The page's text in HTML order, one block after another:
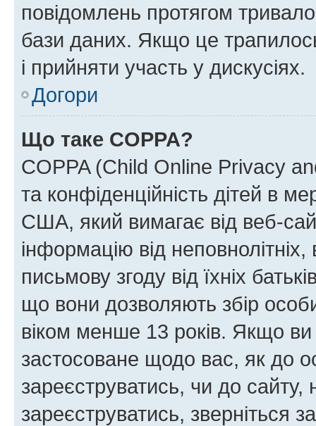
повідомлень протягом
бази даних. Якщо це
і прийняти участь у дискусіях.
Догори
Що таке COPPA?
COPPA (Child Online Privacy
та конфіденційність дітей в
США, який вимагає від веб-
інформацію від
письмову згоду від їхніх
що вони дозволяють збір
віком менше 13 років. Якщо
застосоване щодо вас, як до
зареєструватись, чи до
зареєструватись, зверніться